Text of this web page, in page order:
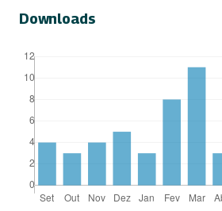
Downloads